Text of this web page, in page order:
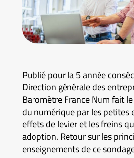
Publié pour la 5 année
Direction générale des
Baromètre France Num fait
du numérique par les petites
effets de levier et les freins
adoption. Retour sur les
enseignements de ce